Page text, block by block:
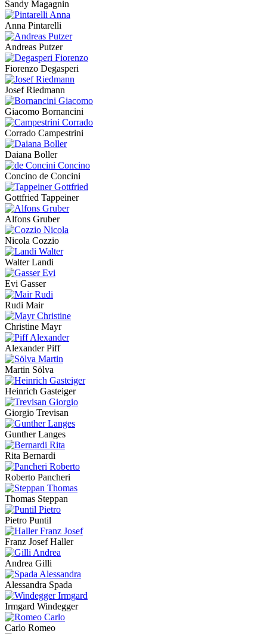
Sandy Magagnin
Anna Pintarelli
Andreas Putzer
Fiorenzo Degasperi
Josef Riedmann
Giacomo Bornancini
Corrado Campestrini
Daiana Boller
Concino de Concini
Gottfried Tappeiner
Alfons Gruber
Nicola Cozzio
Walter Landi
Evi Gasser
Rudi Mair
Christine Mayr
Alexander Piff
Martin Sölva
Heinrich Gasteiger
Giorgio Trevisan
Gunther Langes
Rita Bernardi
Roberto Pancheri
Thomas Steppan
Pietro Puntil
Franz Josef Haller
Andrea Gilli
Alessandra Spada
Irmgard Windegger
Carlo Romeo